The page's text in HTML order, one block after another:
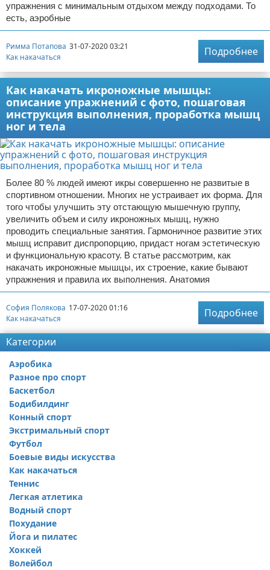
упражнения с минимальным отдыхом между подходами. То
есть, аэробные
Римма Потапова 31-07-2020 03:21
Как накачаться
Подробнее
Как накачать икроножные мышцы:
описание упражнений с фото, пошаговая
инструкция выполнения, проработка мышц
ног и тела
Более 80 % людей имеют икры совершенно не развитые в
спортивном отношении. Многих не устраивает их форма. Для
того чтобы улучшить эту отстающую мышечную группу,
увеличить объем и силу икроножных мышц, нужно
проводить специальные занятия. Гармоничное развитие этих
мышц исправит диспропорцию, придаст ногам эстетическую
и функциональную красоту. В статье рассмотрим, как
накачать икроножные мышцы, их строение, какие бывают
упражнения и правила их выполнения. Анатомия
София Полякова 17-07-2020 01:16
Как накачаться
Подробнее
Категории
Аэробика
Разное про спорт
Баскетбол
Бодибилдинг
Конный спорт
Экстримальный спорт
Футбол
Боевые виды искусства
Как накачаться
Теннис
Легкая атлетика
Водный спорт
Похудание
Йога и пилатес
Хоккей
Волейбол